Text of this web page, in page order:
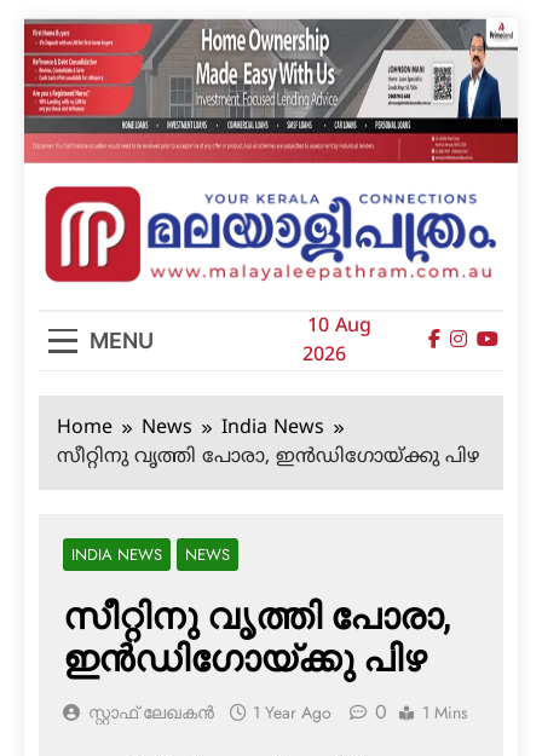
Skip
to
content
മലയാളിപത്രം
MENU
10 Aug
2026
Home News
India News
സീറ്റിനു വൃത്തി പോരാ, ഇന്‍ഡിഗോയ്ക്കു പിഴ
INDIA NEWS NEWS
സീറ്റിനു വൃത്തി പോരാ,
ഇന്‍ഡിഗോയ്ക്കു പിഴ
സ്റ്റാഫ് ലേഖകൻ 1 Year Ago 0 1 Mins